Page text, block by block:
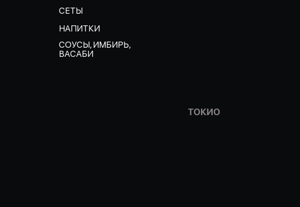
СЕТЫ
НАПИТКИ
СОУСЫ, ИМБИРЬ,
ВАСАБИ
ТОКИО